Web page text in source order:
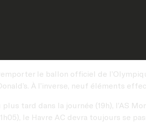
le ballon officiel de
À l’inverse, neuf éléments
plus tard dans la journée (19h), l’AS
le Havre AC devra toujours se